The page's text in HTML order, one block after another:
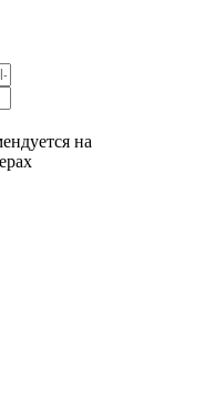
на